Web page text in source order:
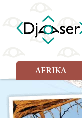
AFRIKA
Rondreis (26)
Familiereis (10)